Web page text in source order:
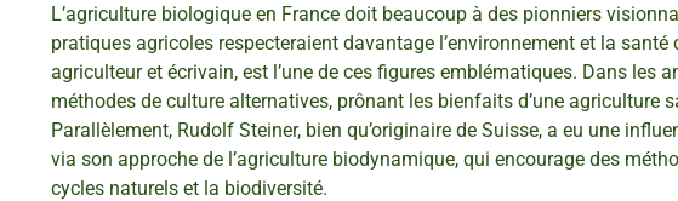
L’agriculture biologique en France doit beaucoup à des pionniers
pratiques agricoles respecteraient davantage l’environnement et la
agriculteur et écrivain, est l’une de ces figures emblématiques. Dans les
méthodes de culture alternatives, prônant les bienfaits d’une agriculture
Parallèlement, Rudolf Steiner, bien qu’originaire de Suisse, a eu une
via son approche de l’agriculture biodynamique, qui encourage des
cycles naturels et la biodiversité.